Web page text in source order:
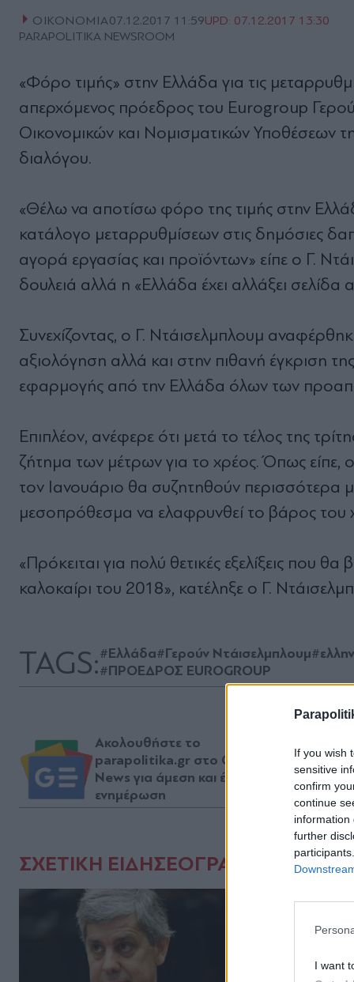
If you wish
sensitive
confirm
continue
information
further
I want
ΟΙΚΟΝΟΜΙΑ07.12.2017 11:59UPD: 07.12.2017 13:30
PARAPOLITIKA NEWSROOM
«Φόρο τιμής» στην Ελλάδα για τις
απερχόμενος πρόεδρος του Eurogroup
Οικονομικών και Νομισματικών Υποθέσεων
διαλόγου.
«Θέλω να αποτίσω φόρο της τιμής στην
κατάλογο μεταρρυθμίσεων στις δημόσιες
αγορά εργασίας και προϊόντων» είπε ο Γ.
δουλειά αλλά η «Ελλάδα έχει αλλάξει σελίδα
Συνεχίζοντας, ο Γ. Ντάισελμπλουμ
αξιολόγηση αλλά και στην πιθανή έγκριση
εφαρμογής από την Ελλάδα όλων των
Επιπλέον, ανέφερε ότι μετά το τέλος της
ζήτημα των μέτρων για το χρέος. Όπως
τον Ιανουάριο θα συζητηθούν περισσότερα
μεσοπρόθεσμα να ελαφρυνθεί το βάρος του
«Πρόκειται για πολύ θετικές εξελίξεις
καλοκαίρι του 2018», κατέληξε ο Γ.
TAGS:#Ελλάδα#Γερούν Ντάισελμπλουμ
#ΠΡΟΕΔΡΟΣ EUROGROUP
Ακολουθήστε το
parapolitika.gr στο Google
News για άμεση και έγκυρη
ενημέρωση
ΣΧΕΤΙΚΗ ΕΙΔΗΣΕΟΓΡΑΦΙΑ